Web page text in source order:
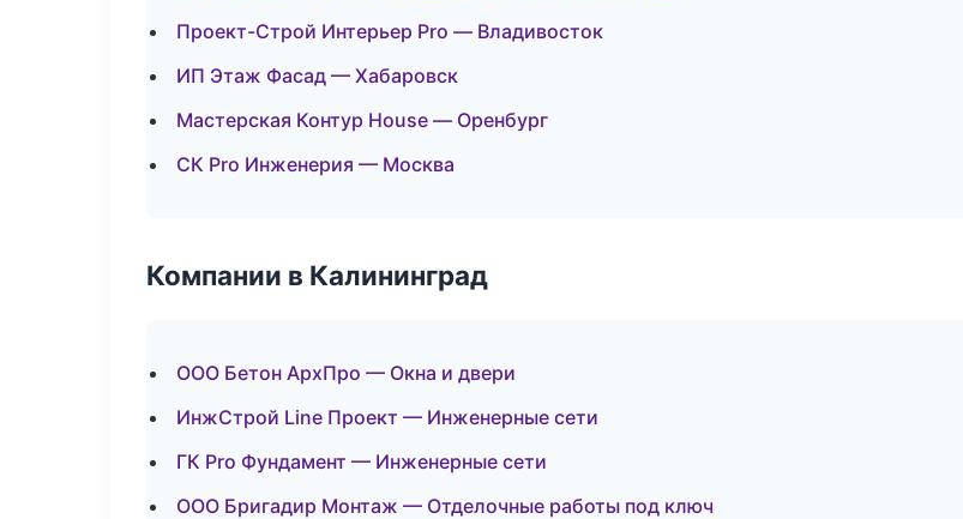
Проект-Строй Интерьер Pro — Владивосток
ИП Этаж Фасад — Хабаровск
Мастерская Контур House — Оренбург
СК Pro Инженерия — Москва
Компании в Калининград
ООО Бетон АрхПро — Окна и двери
ИнжСтрой Line Проект — Инженерные сети
ГК Pro Фундамент — Инженерные сети
ООО Бригадир Монтаж — Отделочные работы под ключ